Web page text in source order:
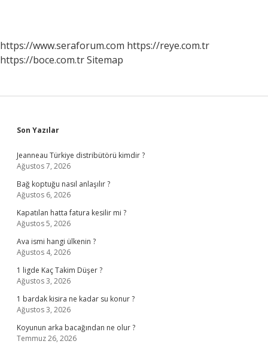
https://www.seraforum.com https://reye.com.tr
https://boce.com.trSitemap
Sidebar
Son Yazılar
Jeanneau Türkiye distribütörü kimdir ?
Ağustos 7, 2026
Bağ koptuğu nasıl anlaşılır ?
Ağustos 6, 2026
Kapatılan hatta fatura kesilir mi ?
Ağustos 5, 2026
Ava ismi hangi ülkenin ?
Ağustos 4, 2026
1 ligde Kaç Takim Düşer ?
Ağustos 3, 2026
1 bardak kisira ne kadar su konur ?
Ağustos 3, 2026
Koyunun arka bacağından ne olur ?
Temmuz 26, 2026